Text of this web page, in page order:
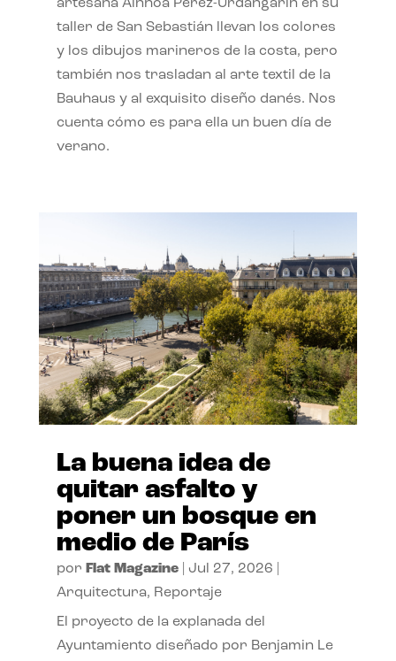
artesana Ainhoa Pérez-Urdangarín en su
taller de San Sebastián llevan los colores
y los dibujos marineros de la costa, pero
también nos trasladan al arte textil de la
Bauhaus y al exquisito diseño danés. Nos
cuenta cómo es para ella un buen día de
verano.
La buena idea de
quitar asfalto y
poner un bosque en
medio de París
por Flat Magazine| Jul 27, 2026
Arquitectura, Reportaje
El proyecto de la explanada del
Ayuntamiento diseñado por Benjamin Le